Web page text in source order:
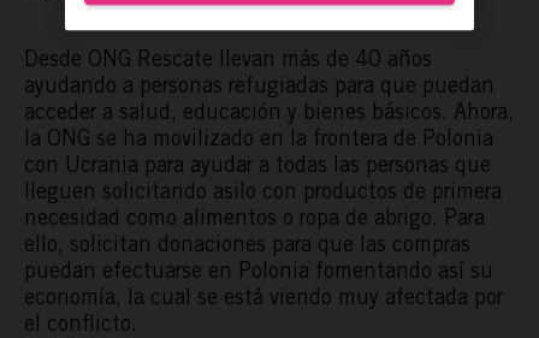
Desde ONG Rescate llevan más de 40 años
ayudando a personas refugiadas para que puedan
acceder a salud, educación y bienes básicos. Ahora,
la ONG se ha movilizado en la frontera de Polonia
con Ucrania para ayudar a todas las personas que
lleguen solicitando asilo con productos de primera
necesidad como alimentos o ropa de abrigo. Para
ello, solicitan donaciones para que las compras
puedan efectuarse en Polonia fomentando así su
economía, la cual se está viendo muy afectada por
el conflicto.